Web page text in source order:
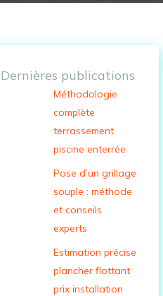
Dernières publications
Méthodologie
complète
terrassement
piscine enterrée
Pose d’un grillage
souple : méthode
et conseils
experts
Estimation précise
plancher flottant
prix installation